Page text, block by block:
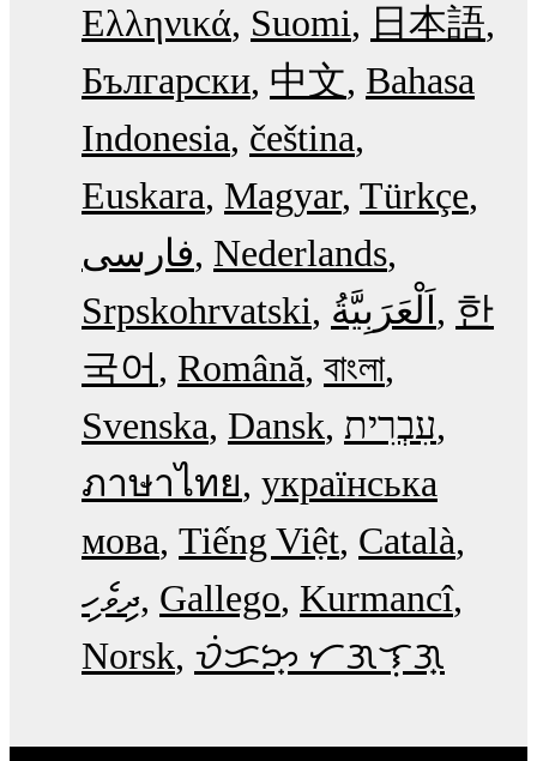
Ελληνικά Suomi
日本語
Български 中文 Bahasa
Indonesia čeština
Euskara Magyar Türkçe
فارسی Nederlands
Srpskohrvatski
한
국어
Română বাংলা
Svenska Dansk עִבְרִית
ภาษาไทย українська
мова Tiếng Việt Català
ދިވެހި Gallego Kurmancî
Norsk ᜏᜒᜃᜅ᜔ ᜆᜄᜎᜓᜄ᜔